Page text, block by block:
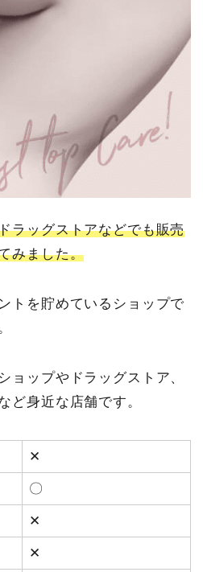
ラッグストアなどでも販売
みました。
トを貯めているショップで
ョップやドラッグストア、
ど身近な店舗です。
✕
〇
✕
✕